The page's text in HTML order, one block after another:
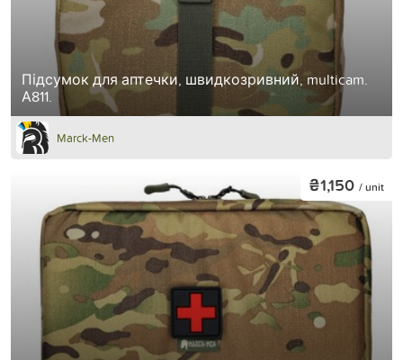
Підсумок для аптечки, швидкозривний, multicam.
А811.
Marck-Men
₴1,150 / unit